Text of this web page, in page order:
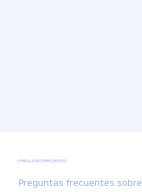
PREGUNTAS FRECUENTES
Preguntas frecuentes sobre